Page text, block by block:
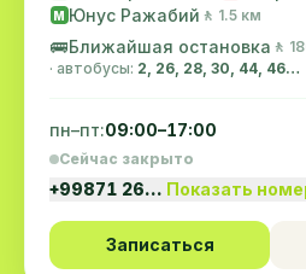
M Юнус Ражабий 🚶 1.5 км
🚌Ближайшая остановка 🚶
· автобусы: 2, 26, 28, 30, 44, 46…
пн–пт:09:00–17:00
Сейчас закрыто
+99871 26… Показать
Записаться